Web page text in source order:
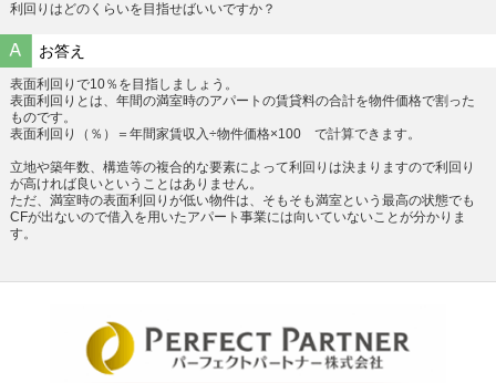
利回りはどのくらいを目指せばいいですか？
お答え
表面利回りで10％を目指しましょう。
表面利回りとは、年間の満室時のアパートの賃貸料の合計を物件価格で割った
ものです。
表面利回り（％）＝年間家賃収入÷物件価格×100 で計算できます。
立地や築年数、構造等の複合的な要素によって利回りは決まりますので利回り
が高ければ良いということはありません。
ただ、満室時の表面利回りが低い物件は、そもそも満室という最高の状態でも
CFが出ないので借入を用いたアパート事業には向いていないことが分かりま
す。